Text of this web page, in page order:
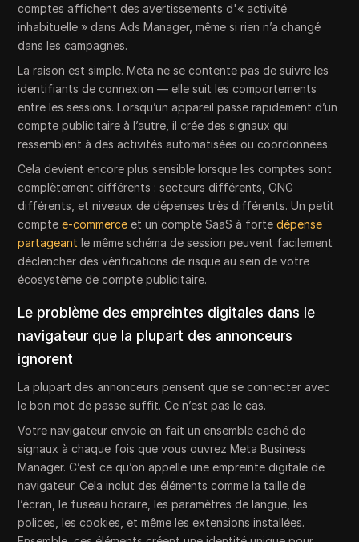
comptes affichent des avertissements d'« activité
inhabituelle » dans Ads Manager, même si rien n’a changé
dans les campagnes.
La raison est simple. Meta ne se contente pas de suivre les
identifiants de connexion — elle suit les comportements
entre les sessions. Lorsqu’un appareil passe rapidement d’un
compte publicitaire à l’autre, il crée des signaux qui
ressemblent à des activités automatisées ou coordonnées.
Cela devient encore plus sensible lorsque les comptes sont
complètement différents : secteurs différents, ONG
différents, et niveaux de dépenses très différents. Un petit
comptee-commerce et un compte SaaS à fortedépense
partageant le même schéma de session peuvent facilement
déclencher des vérifications de risque au sein de votre
écosystème de compte publicitaire.
Le problème des empreintes digitales dans le
navigateur que la plupart des annonceurs
ignorent
La plupart des annonceurs pensent que se connecter avec
le bon mot de passe suffit. Ce n’est pas le cas.
Votre navigateur envoie en fait un ensemble caché de
signaux à chaque fois que vous ouvrez Meta Business
Manager. C’est ce qu’on appelle une empreinte digitale de
navigateur. Cela inclut des éléments comme la taille de
l’écran, le fuseau horaire, les paramètres de langue, les
polices, les cookies, et même les extensions installées.